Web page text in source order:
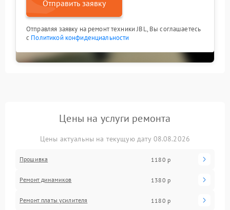
Отправить заявку
Отправляя заявку на ремонт техники JBL, Вы соглашаетесь
с Политикой конфиденциальности
Цены на услуги ремонта
Цены актуальны на текущую дату 08.08.2026
Прошивка 1180 р
Ремонт динамиков 1380 р
Ремонт платы усилителя 1180 р